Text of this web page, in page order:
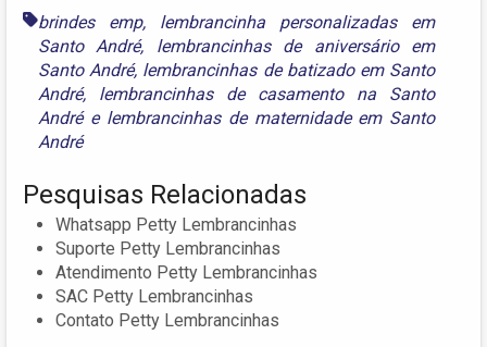
brindes emp, lembrancinha personalizadas em
Santo André, lembrancinhas de aniversário em
Santo André, lembrancinhas de batizado em Santo
André, lembrancinhas de casamento na Santo
Andrée lembrancinhas de maternidade em Santo
André
Pesquisas Relacionadas
Whatsapp Petty Lembrancinhas
Suporte Petty Lembrancinhas
Atendimento Petty Lembrancinhas
SAC Petty Lembrancinhas
Contato Petty Lembrancinhas